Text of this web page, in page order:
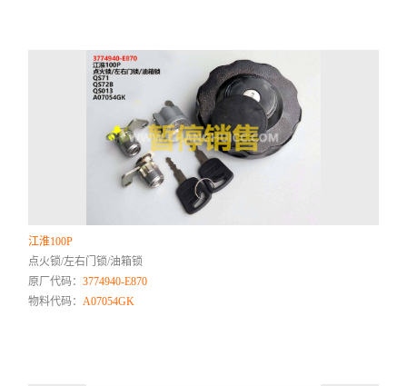
江淮100P
点火锁/左右门锁/油箱锁
原厂代码：3774940-E870
物料代码：A07054GK